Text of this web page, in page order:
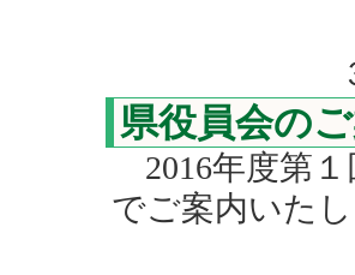
３．福脊
県役員会の
2016年度第
でご案内いた